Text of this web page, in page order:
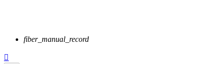
fiber_manual_record
